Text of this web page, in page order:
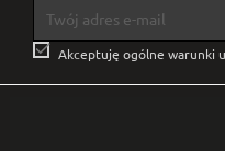
 Akceptuję ogólne warunki